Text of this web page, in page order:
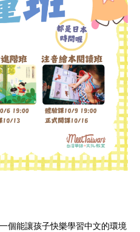
個能讓孩子快樂學習中文的環境